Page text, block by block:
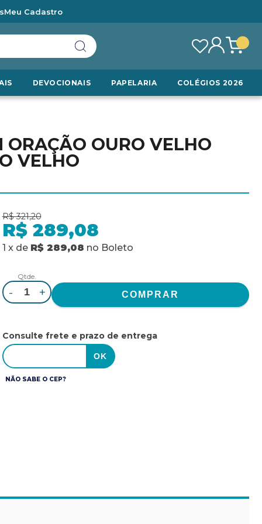
Meu Cadastro
DEVOCIONAIS PAPELARIA COLÉGIOS 2026
ORAÇÃO OURO VELHO
VELHO
R$ 321,20
R$ 289,08
1 x de R$ 289,08 no Boleto
Qtde.
- +
Consulte frete e prazo de entrega
NÃO SABE O CEP?